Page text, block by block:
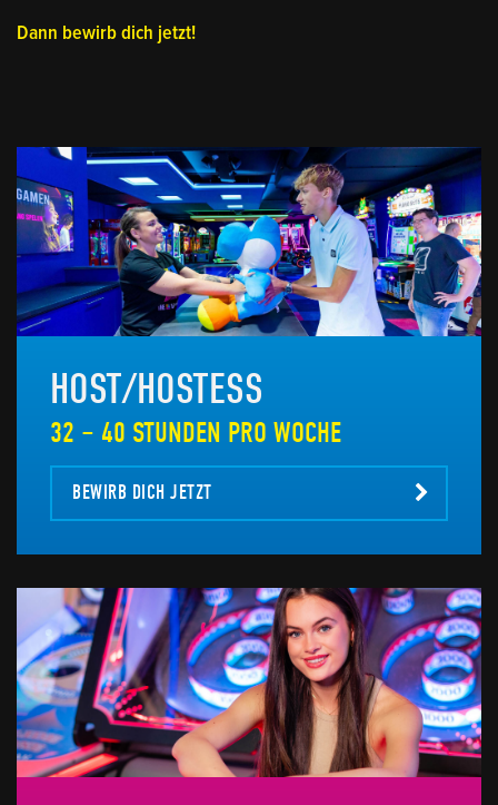
Dann bewirb dich jetzt!
HOST/HOSTESS
32 – 40 STUNDEN PRO WOCHE
BEWIRB DICH JETZT